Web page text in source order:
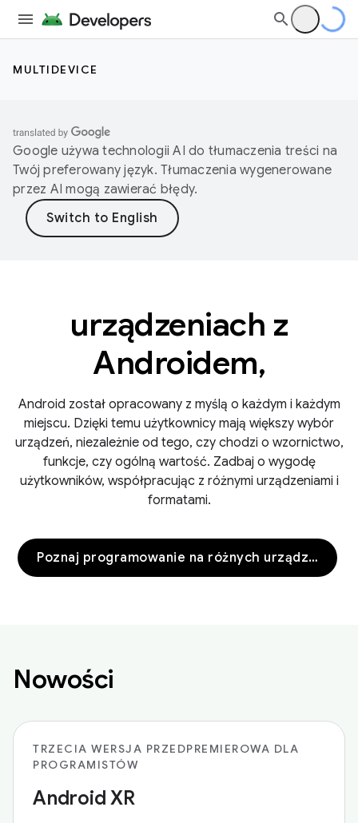
MULTIDEVICE
Google używa technologii AI do tłumaczenia treści na
Twój preferowany język. Tłumaczenia wygenerowane
przez AI mogą zawierać błędy.
urządzeniach z
Androidem,
Android został opracowany z myślą o każdym i każdym
miejscu. Dzięki temu użytkownicy mają większy wybór
urządzeń, niezależnie od tego, czy chodzi o wzornictwo,
funkcje, czy ogólną wartość. Zadbaj o wygodę
użytkowników, współpracując z różnymi urządzeniami i
formatami.
Poznaj programowanie na różnych urządzeniach
Nowości
TRZECIA WERSJA PRZEDPREMIEROWA DLA
PROGRAMISTÓW
Android XR